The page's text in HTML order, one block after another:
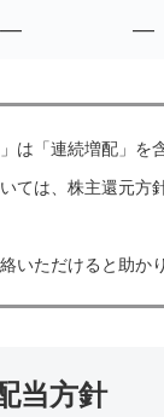
― ―
は「連続増配」を
ては、株主還元方
いただけると助か
当方針